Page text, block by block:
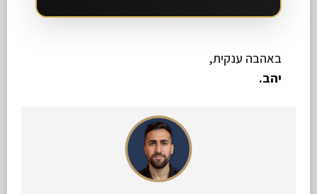
באהבה ענקית,
יהב.